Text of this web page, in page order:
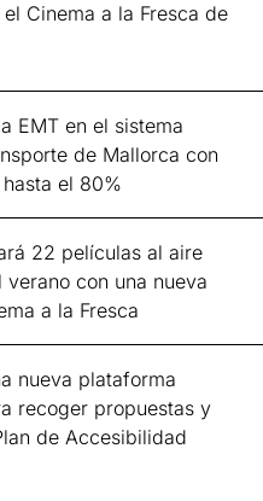
Cinema a la Fresca de
EMT en el sistema
de Mallorca con
el 80%
22 películas al aire
con una nueva
a la Fresca
nueva plataforma
recoger propuestas y
de Accesibilidad